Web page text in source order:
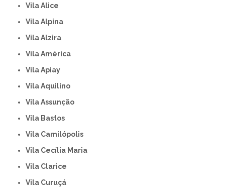
Vila Alice
Vila Alpina
Vila Alzira
Vila América
Vila Apiay
Vila Aquilino
Vila Assunção
Vila Bastos
Vila Camilópolis
Vila Cecília Maria
Vila Clarice
Vila Curuçá